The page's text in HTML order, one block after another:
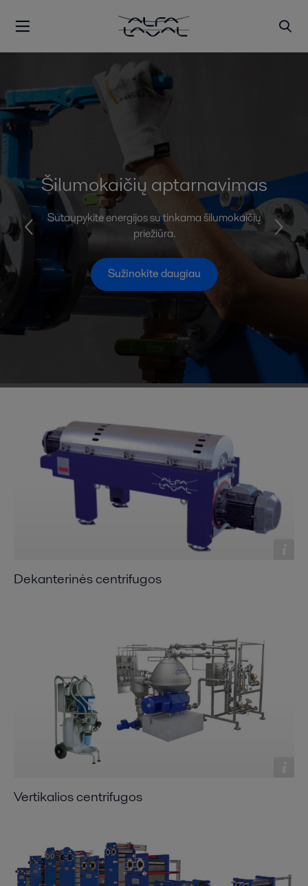
Šilumokaičių aptarnavimas
Sutaupykite energijos su tinkama šilumokaičių
priežiūra.
Sužinokite daugiau
Dekanterinės centrifugos
Vertikalios centrifugos